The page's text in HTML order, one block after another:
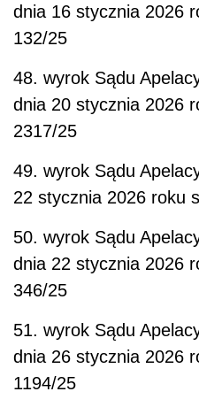
dnia 16 stycznia 2026
132/25
48. wyrok Sądu
dnia 20 stycznia 2026
2317/25
49. wyrok Sądu
22 stycznia 2026 roku
50. wyrok Sądu
dnia 22 stycznia 2026
346/25
51. wyrok Sądu
dnia 26 stycznia 2026
1194/25